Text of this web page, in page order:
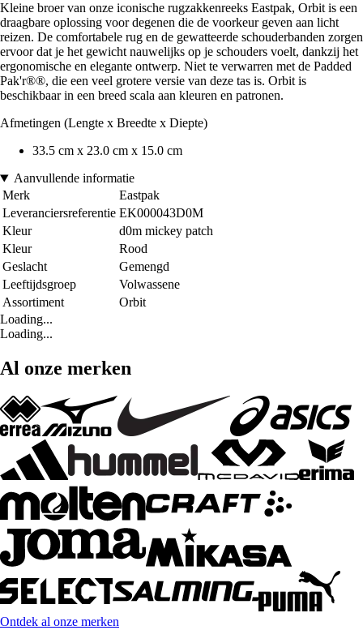
Kleine broer van onze iconische rugzakkenreeks Eastpak, Orbit is een
draagbare oplossing voor degenen die de voorkeur geven aan licht
reizen. De comfortabele rug en de gewatteerde schouderbanden zorgen
ervoor dat je het gewicht nauwelijks op je schouders voelt, dankzij het
ergonomische en elegante ontwerp. Niet te verwarren met de Padded
Pak'r®®, die een veel grotere versie van deze tas is. Orbit is
beschikbaar in een breed scala aan kleuren en patronen.
Afmetingen (Lengte x Breedte x Diepte)
33.5 cm x 23.0 cm x 15.0 cm
Aanvullende informatie
Merk
Eastpak
Leveranciersreferentie EK000043D0M
Kleur
d0m mickey patch
Kleur
Rood
Geslacht
Gemengd
Leeftijdsgroep
Volwassene
Assortiment
Orbit
Loading...
Loading...
Al onze merken
Ontdek al onze merken